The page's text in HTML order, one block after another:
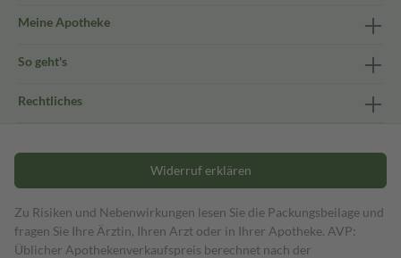
Meine Apotheke
So geht's
Rechtliches
Widerruf erklären
Zu Risiken und Nebenwirkungen lesen Sie die Packungsbeilage und
fragen Sie Ihre Ärztin, Ihren Arzt oder in Ihrer Apotheke. AVP:
Üblicher Apothekenverkaufspreis berechnet nach der